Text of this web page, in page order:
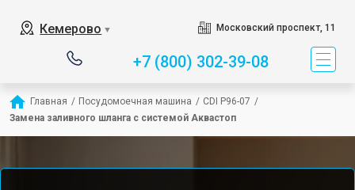
Кемерово ▼ Московский проспект, 11
+7 (800) 302-39-08
Главная / Посудомоечная машина / CDI P96-07 /
Замена заливного шланга с системой Аквастоп